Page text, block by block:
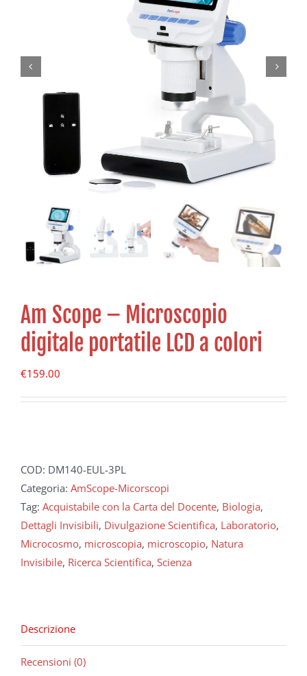
Am Scope – Microscopio
digitale portatile LCD a colori
€159.00
COD: DM140-EUL-3PL
Categoria: AmScope-Micorscopi
Tag: Acquistabile con la Carta del Docente, Biologia,
Dettagli Invisibili, Divulgazione Scientifica, Laboratorio,
Microcosmo, microscopia, microscopio, Natura
Invisibile, Ricerca Scientifica, Scienza
Descrizione
Recensioni (0)